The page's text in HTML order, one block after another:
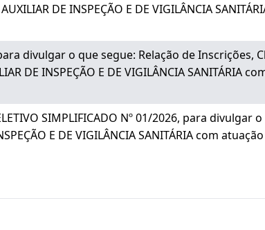
DE INSPEÇÃO E DE VIGILÂNCIA
para divulgar o que segue: Relação de Inscrições,
DE INSPEÇÃO E DE VIGILÂNCIA SANITÁRIA
SIMPLIFICADO Nº 01/2026, para
E DE VIGILÂNCIA SANITÁRIA com